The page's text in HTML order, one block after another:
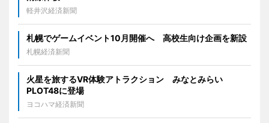
軽井沢経済新聞
札幌でゲームイベント10月開催へ 高校生向け企画を新設
札幌経済新聞
火星を旅するVR体験アトラクション みなとみらい
PLOT48に登場
ヨコハマ経済新聞